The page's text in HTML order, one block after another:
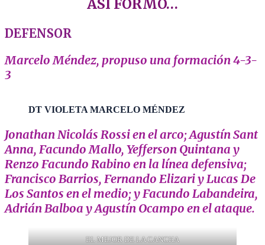
ASÍ FORMÓ…
DEFENSOR
Marcelo Méndez, propuso una formación 4-3-
3
DT VIOLETA MARCELO MÉNDEZ
Jonathan Nicolás Rossi en el arco; Agustín Sant
Anna, Facundo Mallo, Yefferson Quintana y
Renzo Facundo Rabino en la línea defensiva;
Francisco Barrios, Fernando Elizari y Lucas De
Los Santos en el medio; y Facundo Labandeira,
Adrián Balboa y Agustín Ocampo en el ataque.
EL MEJOR DE LA CANCHA